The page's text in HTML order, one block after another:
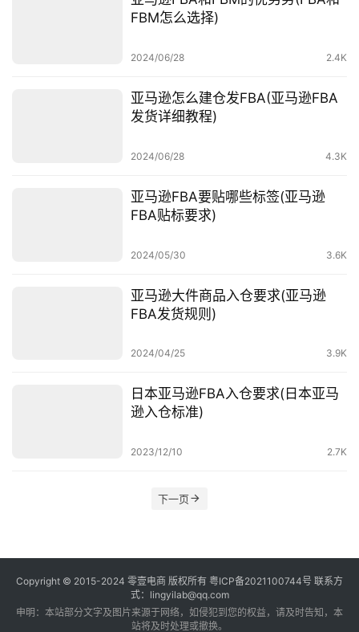
FBM怎么选择)
2024/06/28 2.4K
亚马逊怎么建仓发FBA(亚马逊FBA
发货详细教程)
2024/06/28 4.3K
亚马逊FBA要贴哪些标签(亚马逊
FBA贴标要求)
2024/05/30 3.6K
亚马逊大件商品入仓要求(亚马逊
FBA发货规则)
2024/04/25 3.9K
日本亚马逊FBA入仓要求(日本亚马
逊入仓标准)
2023/12/10 2.7K
下一页
Copyright © 2015-2024 零壹电商 版权所有 粤ICP备2021100744号 联系方
式：lingyilab@qq.com
申明：本站部分文字及图片来源于网络，如侵犯到您的权益，请及时告知，本
站将及时处理或撤换。